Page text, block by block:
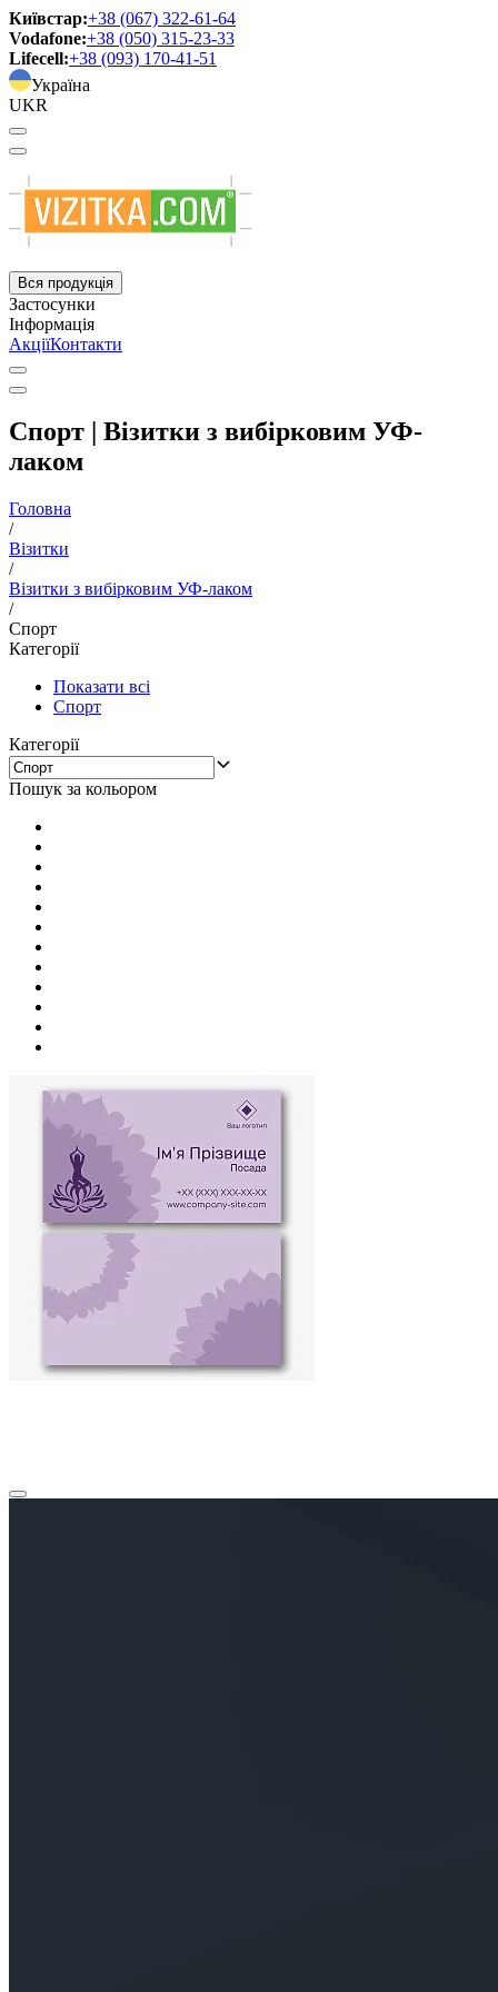
Київстар:+38 (067) 322-61-64
Vodafone:+38 (050) 315-23-33
Lifecell:+38 (093) 170-41-51
Україна
UKR
Вся продукція
Застосунки
Інформація
АкціїКонтакти
Спорт | Візитки з вибірковим УФ-
лаком
Головна
/
Візитки
/
Візитки з вибірковим УФ-лаком
/
Спорт
Категорії
Показати всі
Спорт
Категорії
Пошук за кольором